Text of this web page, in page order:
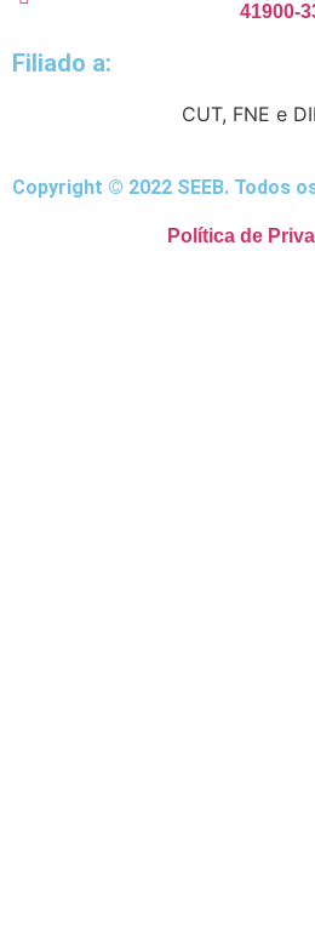
41900-
Filiado a:
CUT, FNE e
Copyright © 2022 SEEB. Todos
Política de